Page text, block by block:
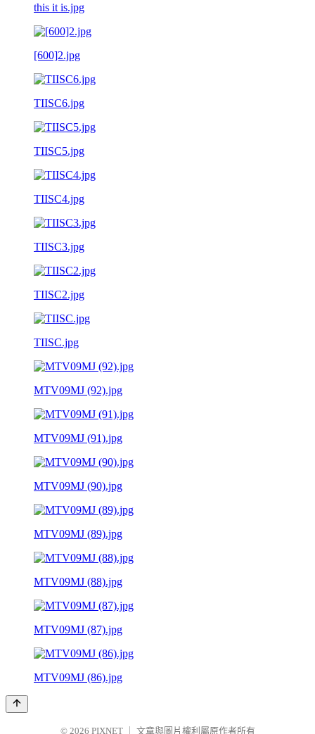
this it is.jpg
[600]2.jpg
TIISC6.jpg
TIISC5.jpg
TIISC4.jpg
TIISC3.jpg
TIISC2.jpg
TIISC.jpg
MTV09MJ (92).jpg
MTV09MJ (91).jpg
MTV09MJ (90).jpg
MTV09MJ (89).jpg
MTV09MJ (88).jpg
MTV09MJ (87).jpg
MTV09MJ (86).jpg
© 2026 PIXNET 文章與圖片權利屬原作者所有